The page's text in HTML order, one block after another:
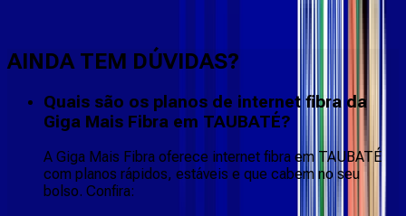
AINDA TEM DÚVIDAS?
Quais são os planos de internet fibra da
Giga Mais Fibra em TAUBATÉ?
A Giga Mais Fibra oferece internet fibra em TAUBATÉ
com planos rápidos, estáveis e que cabem no seu
bolso. Confira: